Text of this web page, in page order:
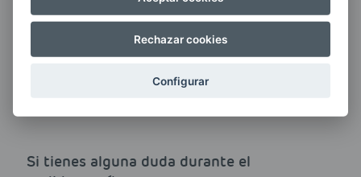
Quiero recibir las últimas novedades de AVIA
ENERGIAS por cualquier medio, incluido
Si tienes alguna duda durante el
Rechazar cookies
Configurar